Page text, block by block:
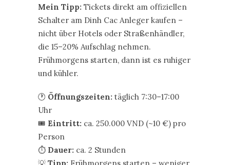
Mein Tipp: Tickets direkt am offiziellen
Schalter am Dinh Cac Anleger kaufen –
nicht über Hotels oder Straßenhändler,
die 15–20% Aufschlag nehmen.
Frühmorgens starten, dann ist es ruhiger
und kühler.
🕐 Öffnungszeiten: täglich 7:30–17:00
Uhr
🎟️ Eintritt: ca. 250.000 VND (~10 €) pro
Person
⏱️ Dauer: ca. 2 Stunden